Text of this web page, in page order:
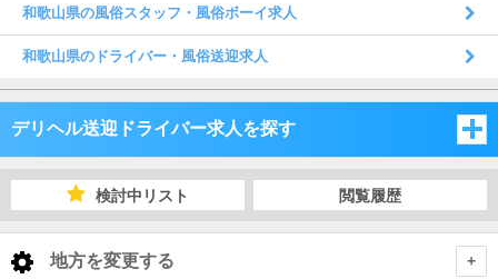
和歌山県の風俗スタッフ・風俗ボーイ求人
和歌山県のドライバー・風俗送迎求人
デリヘル送迎ドライバー求人を探す
大阪府
検討中リスト 閲覧履歴
地方を変更する